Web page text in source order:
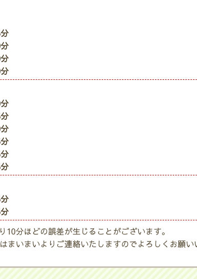
10分ほどの誤差が生じることがございます。
まいまいよりご連絡いたしますのでよろしくお願い